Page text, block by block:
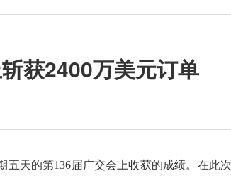
获2400万美元订单
天的第136届广交会上收获的成绩。在此